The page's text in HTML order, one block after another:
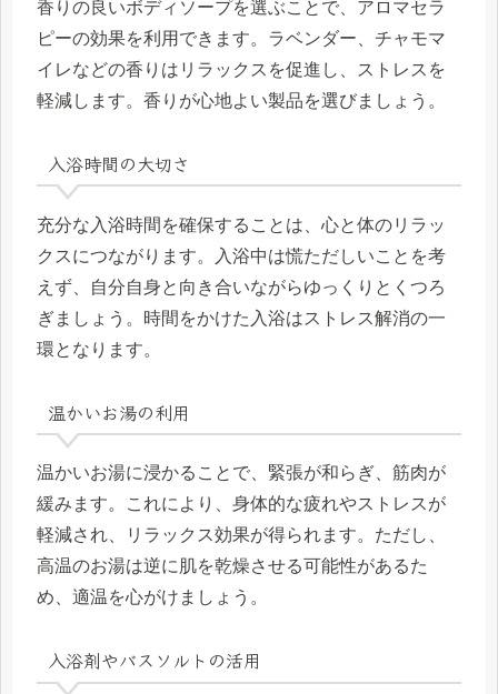
香りの良いボディソープを選ぶことで、アロマセラ
ピーの効果を利用できます。ラベンダー、チャモマ
イレなどの香りはリラックスを促進し、ストレスを
軽減します。香りが心地よい製品を選びましょう。
入浴時間の大切さ
充分な入浴時間を確保することは、心と体のリラッ
クスにつながります。入浴中は慌ただしいことを考
えず、自分自身と向き合いながらゆっくりとくつろ
ぎましょう。時間をかけた入浴はストレス解消の一
環となります。
温かいお湯の利用
温かいお湯に浸かることで、緊張が和らぎ、筋肉が
緩みます。これにより、身体的な疲れやストレスが
軽減され、リラックス効果が得られます。ただし、
高温のお湯は逆に肌を乾燥させる可能性があるた
め、適温を心がけましょう。
入浴剤やバスソルトの活用